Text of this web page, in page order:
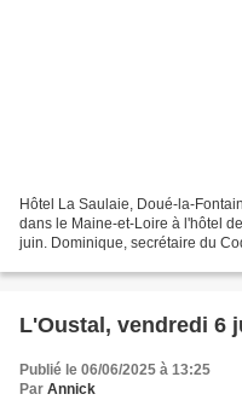
Hôtel La Saulaie, Doué-la-
dans le Maine-et-Loire à l'hôtel
juin. Dominique, secrétaire du
L'Oustal, vendredi 6
Publié le 06/06/2025 à 13:25
Par Annick